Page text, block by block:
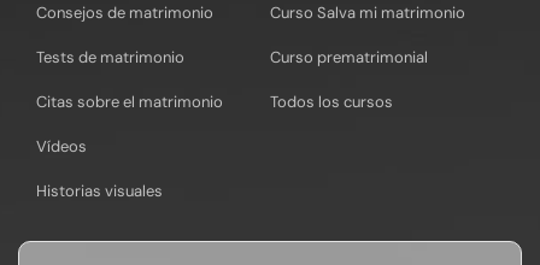
Consejos de matrimonio
Tests de matrimonio
Citas sobre el matrimonio
Vídeos
Historias visuales
Curso Salva mi matrimonio
Curso prematrimonial
Todos los cursos